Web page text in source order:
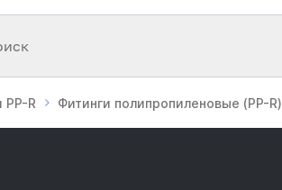
R Фитинги полипропиленовые (PP-R)